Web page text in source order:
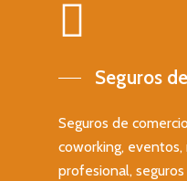
Seguros
Seguros de
coworking,
profesional,